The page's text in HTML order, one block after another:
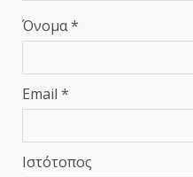
Όνομα*
Email *
Ιστότοπος